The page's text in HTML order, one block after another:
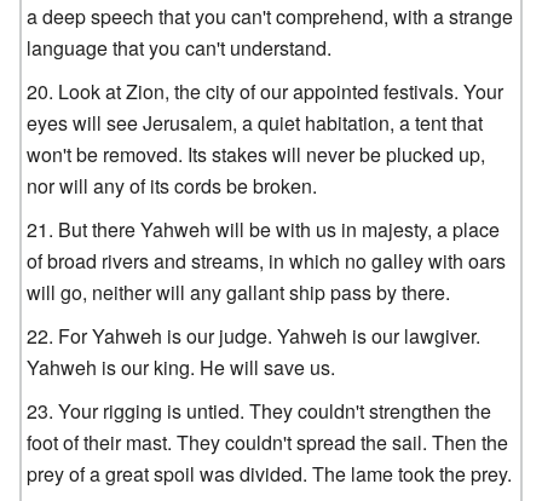
a deep speech that you can't comprehend, with a strange
language that you can't understand.
Look at Zion, the city of our appointed festivals. Your
eyes will see Jerusalem, a quiet habitation, a tent that
won't be removed. Its stakes will never be plucked up,
nor will any of its cords be broken.
But there Yahweh will be with us in majesty, a place
of broad rivers and streams, in which no galley with oars
will go, neither will any gallant ship pass by there.
For Yahweh is our judge. Yahweh is our lawgiver.
Yahweh is our king. He will save us.
Your rigging is untied. They couldn't strengthen the
foot of their mast. They couldn't spread the sail. Then the
prey of a great spoil was divided. The lame took the prey.